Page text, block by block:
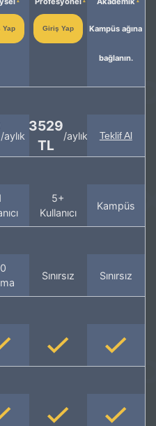
Yap Giriş Yap Kampüs ağına
bağlanın.
/aylık
3529
TL
/aylık Teklif Al
5+
Kullanıcı
Kampüs
Sınırsız Sınırsız